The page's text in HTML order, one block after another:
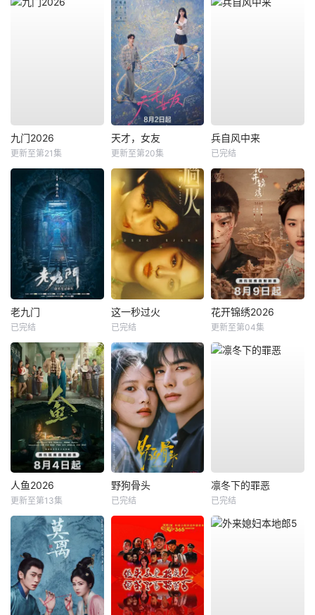
九门2026
更新至第21集
天才，女友
更新至第20集
兵自风中来
已完结
老九门
已完结
这一秒过火
已完结
花开锦绣2026
更新至第04集
人鱼2026
更新至第13集
野狗骨头
已完结
凛冬下的罪恶
已完结